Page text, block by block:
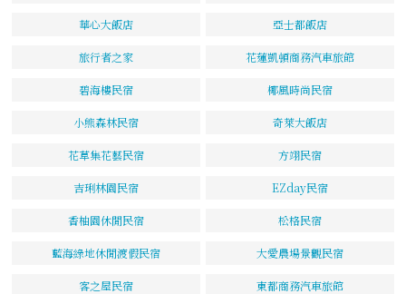
華心大飯店 亞士都飯店
旅行者之家 花蓮凱頓商務汽車旅館
碧海樓民宿 椰風時尚民宿
小熊森林民宿 奇萊大飯店
花草集花藝民宿 方翊民宿
吉琍林園民宿 EZday民宿
香柚園休閒民宿 松格民宿
藍海綠地休閒渡假民宿 大愛農場景觀民宿
客之屋民宿 東都商務汽車旅館